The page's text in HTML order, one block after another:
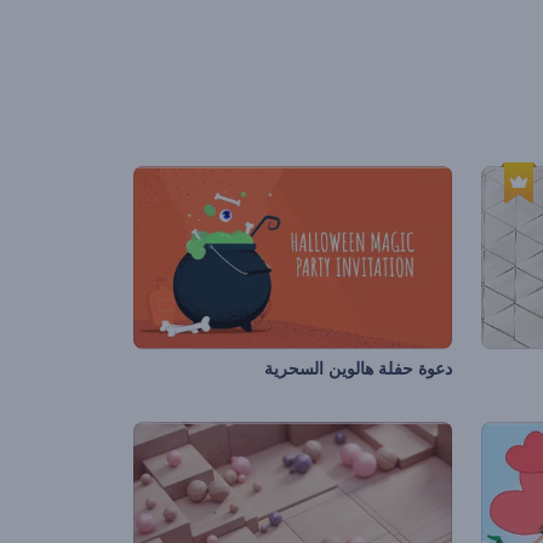
دعوة حفلة هالوين السحرية